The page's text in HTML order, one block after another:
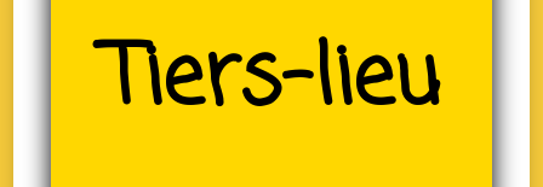
(19)
Tiers-lieu